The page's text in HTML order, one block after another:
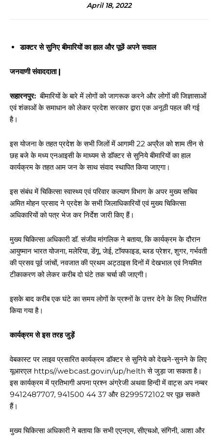
April 18, 2022
डाक्टर से सुनिए बीमारियों का हाल और पूछें अपने सवाल
जनवाणी संवाददाता |
सहारनपुर: बीमारियों के बारे में लोगों को जागरूक करने और लोगों की जिज्ञासाओं
एवं शंकाओं के समाधान को लेकर प्रदेश सरकार द्वारा एक अनूठी पहल की गई
है।
इस योजना के तहत प्रदेश के सभी जिलों में आगामी 22 अप्रैल को शाम तीन से
छह बजे के मध्य एनआइसी के माध्यम से डॉक्टर से सुनिये बीमारियों का हाल
कार्यक्रम के तहत आम जन के साथ संवाद स्थापित किया जाएगा।
इस संबंध में चिकित्सा स्वास्थ्य एवं परिवार कल्याण विभाग के अपर मुख्य सचिव
अमित मोहन प्रसाद ने प्रदेश के सभी जिलाधिकारियों एवं मुख्य चिकित्सा
अधिकारियों को पत्र भेज कर निर्देश जारी किए हैं।
मुख्य चिकित्सा अधिकारी डॉ. संजीव मांगलिक ने बताया, कि कार्यक्रम के दौरान
आयुष्मान भारत योजना, मलेरिया, डेंगू, जेई, टॉयफाइड, ब्लड प्रेशर, शुगर, गर्भवती
की प्रसव पूर्व जांचों, नवजात की प्रथम अट्ठाइस दिनों में देखभाल एवं नियमित
टीकाकरण को लेकर करीब दो घंटे तक चर्चा की जाएगी।
इसके बाद करीब एक घंटे का समय लोगों के प्रश्नों के उत्तर देने के लिए निर्धारित
किया गया है।
कार्यक्रम से इस तरह जुड़ें
वेबकास्ट पर लाइव प्रसारित कार्यक्रम डॉक्टर से सुनिये को देखने-सुनने के लिए
यूआरएल https//webcast.gov.in/up/helth से जुड़ा जा सकता है।
इस कार्यक्रम में प्रतिभागी अपना प्रश्न अंग्रेजी अथवा हिन्दी में वाट्स अप नम्बर
9412487707, 941500 44 37 और 8299572102 पर पूछ सकते
हैं।
मुख्य चिकित्सा अधिकारी ने बताया कि सभी एएनएम, सीएचओ, संगिनी, आशा और